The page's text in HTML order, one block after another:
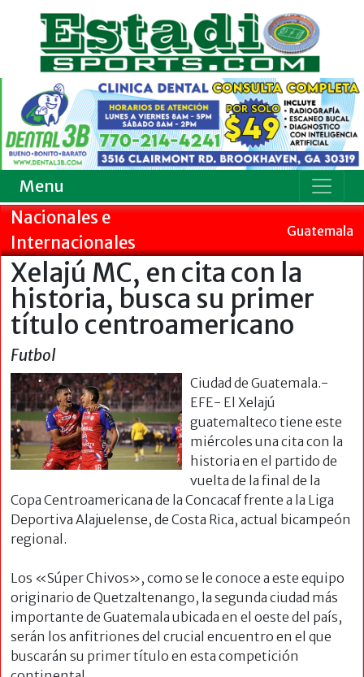
Menu
Nacionales e
Internacionales
Guatemala
Xelajú MC, en cita con la
historia, busca su primer
título centroamericano
Futbol
Ciudad de Guatemala.-
EFE- El Xelajú
guatemalteco tiene este
miércoles una cita con la
historia en el partido de
vuelta de la final de la
Copa Centroamericana de la Concacaf frente a la Liga
Deportiva Alajuelense, de Costa Rica, actual bicampeón
regional.
Los «Súper Chivos», como se le conoce a este equipo
originario de Quetzaltenango, la segunda ciudad más
importante de Guatemala ubicada en el oeste del país,
serán los anfitriones del crucial encuentro en el que
buscarán su primer título en esta competición